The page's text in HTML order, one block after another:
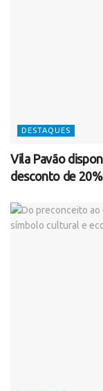
DESTAQUES
Vila Pavão
desconto de